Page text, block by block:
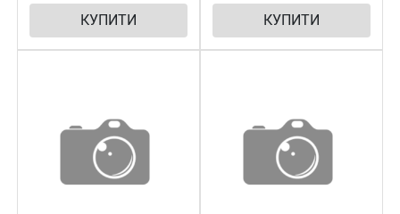
КУПИТИ КУПИТИ